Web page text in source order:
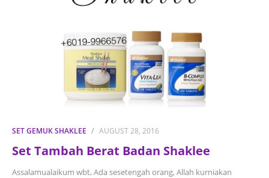
SET GEMUK SHAKLEE AUGUST 28, 2016
Set Tambah Berat Badan Shaklee
Assalamualaikum wbt, Ada sesetengah orang, Allah kurniakan